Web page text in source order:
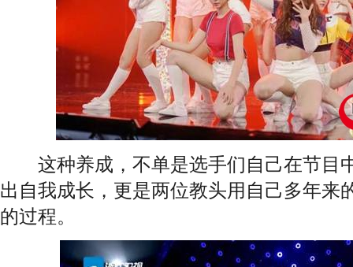
这种养成，不单是选手们自己在节目
出自我成长，更是两位教头用自己多年来
的过程。